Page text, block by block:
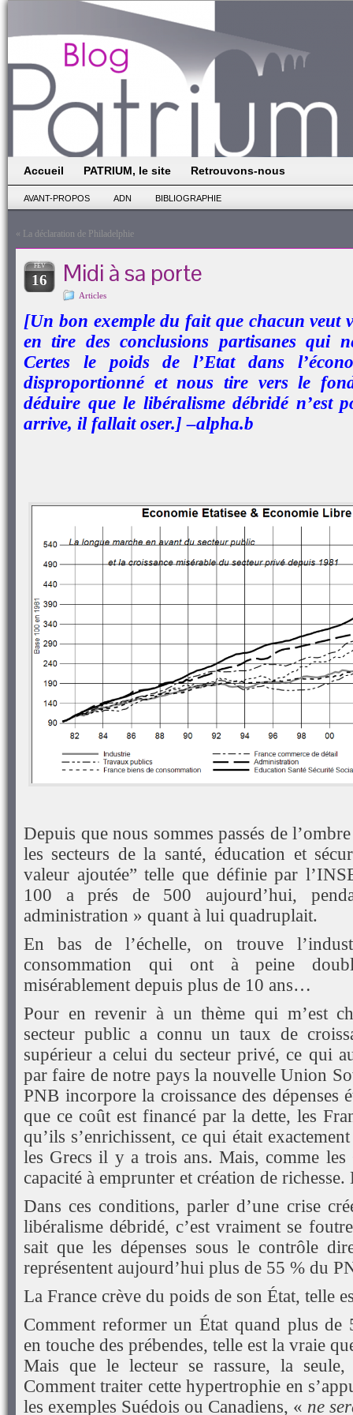
Accueil PATRIUM, le site Retrouvons-nous
AVANT-PROPOS ADN BIBLIOGRAPHIE
« La déclaration de Philadelphie
FÉV
16 Midi à sa porte
Articles
[Un bon exemple du fait que chacun veut
en tire des conclusions partisanes qui
Certes le poids de l’Etat dans
disproportionné et nous tire vers le
déduire que le libéralisme débridé n’est
arrive, il fallait oser.] –alpha.b
Depuis que nous sommes passés de
les secteurs de la santé, éducation et
valeur ajoutée” telle que définie par
100 a prés de 500 aujourd’hui,
administration » quant à lui quadruplait.
En bas de l’échelle, on trouve
consommation qui ont à peine
misérablement depuis plus de 10 ans…
Pour en revenir à un thème qui m’est
secteur public a connu un taux de
supérieur a celui du secteur privé, ce qui
par faire de notre pays la nouvelle Union
PNB incorpore la croissance des dépenses
que ce coût est financé par la dette, les
qu’ils s’enrichissent, ce qui était
les Grecs il y a trois ans. Mais, comme les
capacité à emprunter et création de
Dans ces conditions, parler d’une crise
libéralisme débridé, c’est vraiment se
sait que les dépenses sous le contrôle
représentent aujourd’hui plus de 55 % du
La France crève du poids de son État, telle
Comment reformer un État quand plus de
en touche des prébendes, telle est la vraie
Mais que le lecteur se rassure, la
Comment traiter cette hypertrophie en
les exemples Suédois ou Canadiens, « ne